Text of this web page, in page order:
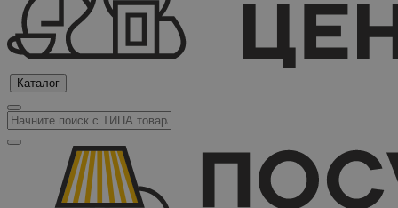
Каталог